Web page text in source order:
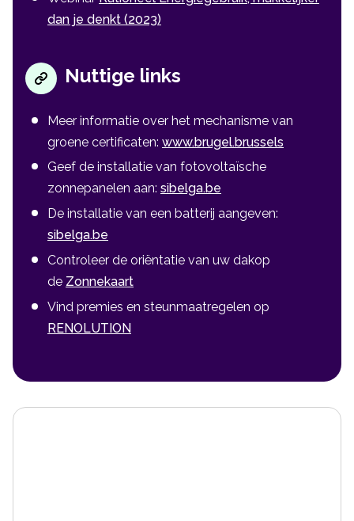
dan je denkt (2023)
Nuttige links
Meer informatie over het mechanisme van
groene certificaten: www.brugel.brussels
Geef de installatie van fotovoltaïsche
zonnepanelen aan: sibelga.be
De installatie van een batterij aangeven:
sibelga.be
Controleer de oriëntatie van uw dakop
de Zonnekaart
Vind premies en steunmaatregelen op
RENOLUTION